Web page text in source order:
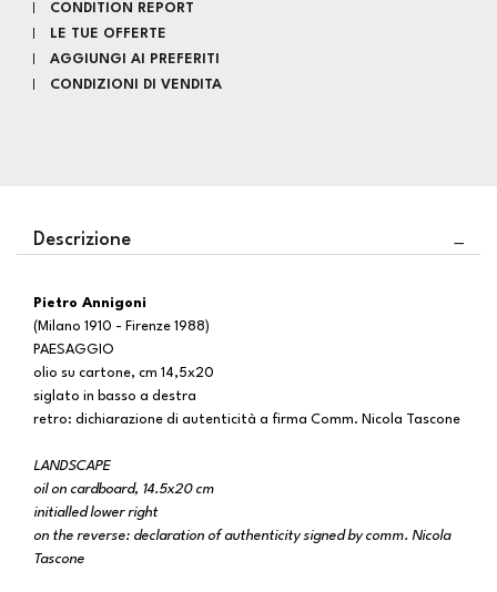
CONDITION REPORT
LE TUE OFFERTE
AGGIUNGI AI PREFERITI
CONDIZIONI DI VENDITA
Descrizione
Pietro Annigoni
(Milano 1910 - Firenze 1988)
PAESAGGIO
olio su cartone, cm 14,5x20
siglato in basso a destra
retro: dichiarazione di autenticità a firma Comm. Nicola Tascone
LANDSCAPE
oil on cardboard, 14.5x20 cm
initialled lower right
on the reverse: declaration of authenticity signed by comm. Nicola
Tascone